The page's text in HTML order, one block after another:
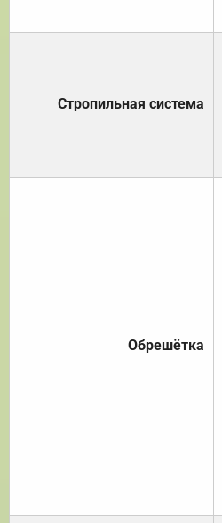
Стропильная система
Обрешётка